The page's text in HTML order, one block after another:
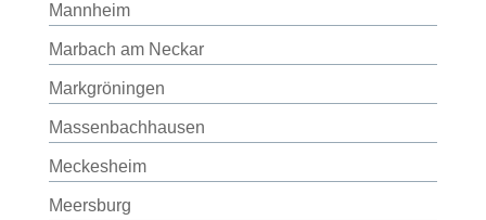
Mannheim
Marbach am Neckar
Markgröningen
Massenbachhausen
Meckesheim
Meersburg